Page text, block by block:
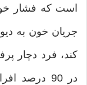
است که فشار
جریان خون به
کند، فرد دچار
در 90